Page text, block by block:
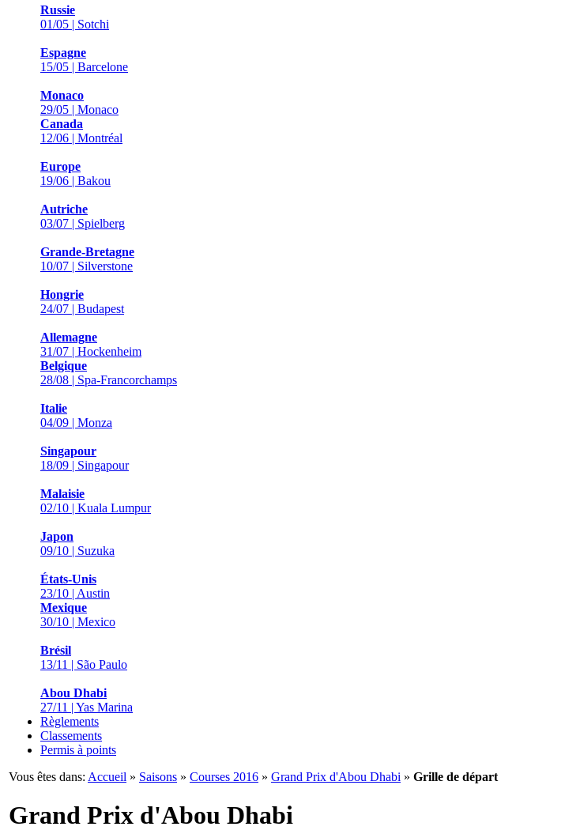
Russie
01/05 | Sotchi
Espagne
15/05 | Barcelone
Monaco
29/05 | Monaco
Canada
12/06 | Montréal
Europe
19/06 | Bakou
Autriche
03/07 | Spielberg
Grande-Bretagne
10/07 | Silverstone
Hongrie
24/07 | Budapest
Allemagne
31/07 | Hockenheim
Belgique
28/08 | Spa-Francorchamps
Italie
04/09 | Monza
Singapour
18/09 | Singapour
Malaisie
02/10 | Kuala Lumpur
Japon
09/10 | Suzuka
États-Unis
23/10 | Austin
Mexique
30/10 | Mexico
Brésil
13/11 | São Paulo
Abou Dhabi
27/11 | Yas Marina
Règlements
Classements
Permis à points
Vous êtes dans: Accueil » Saisons » Courses 2016 » Grand Prix d'Abou Dhabi » Grille de départ
Grand Prix d'Abou Dhabi